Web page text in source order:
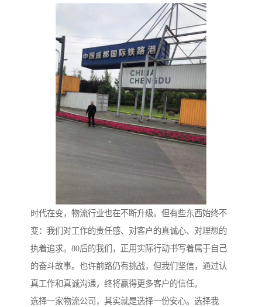
时代在变，物流行业也在不断升级。但有些东西始终不
变：我们对工作的责任感、对客户的真诚心、对理想的
执着追求。80后的我们，正用实际行动书写着属于自己
的奋斗故事。也许前路仍有挑战，但我们坚信，通过认
真工作和真诚沟通，终将赢得更多客户的信任。
选择一家物流公司，其实就是选择一份安心。选择我